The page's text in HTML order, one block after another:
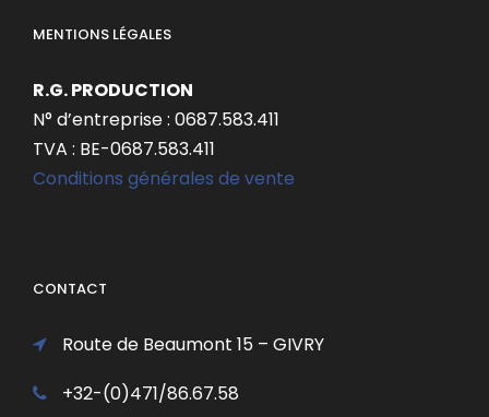
MENTIONS LÉGALES
R.G. PRODUCTION
N° d’entreprise : 0687.583.411
TVA : BE-0687.583.411
Conditions générales de vente
CONTACT
Route de Beaumont 15 – GIVRY
+32-(0)471/86.67.58